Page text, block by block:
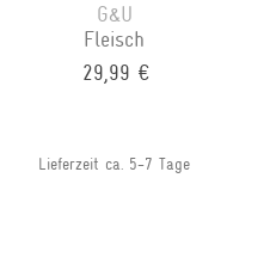
G&U
Fleisch
29,99 €
Lieferzeit ca. 5-7 Tage